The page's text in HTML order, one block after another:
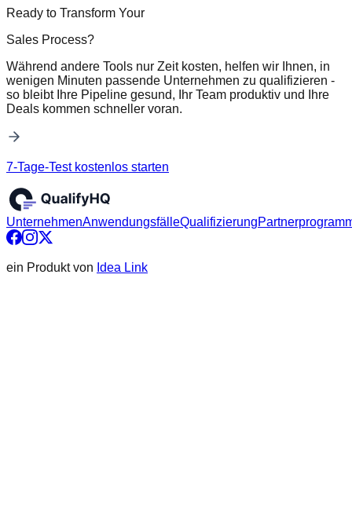
Ready to Transform Your
Sales Process?
Während andere Tools nur Zeit kosten, helfen wir Ihnen, in
wenigen Minuten passende Unternehmen zu qualifizieren -
so bleibt Ihre Pipeline gesund, Ihr Team produktiv und Ihre
Deals kommen schneller voran.
7-Tage-Test kostenlos starten
UnternehmenAnwendungsfälleQualifizierung
ein Produkt von Idea Link